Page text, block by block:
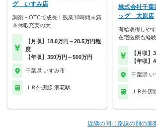
グ いすみ店
調剤＋OTCで成長！残業10時間未満
＆休暇充実の大…
【月収】18.0万円～28.5万円程
度
【年収】350万円～500万円
千葉県 いすみ市
ＪＲ外房線 浪花駅
株式会社千
ッグ 大原店
有給取得しや
在宅医療も経
【月収】
【年収】
千葉県 い
ＪＲ外
近隣の同じ路線の別の薬